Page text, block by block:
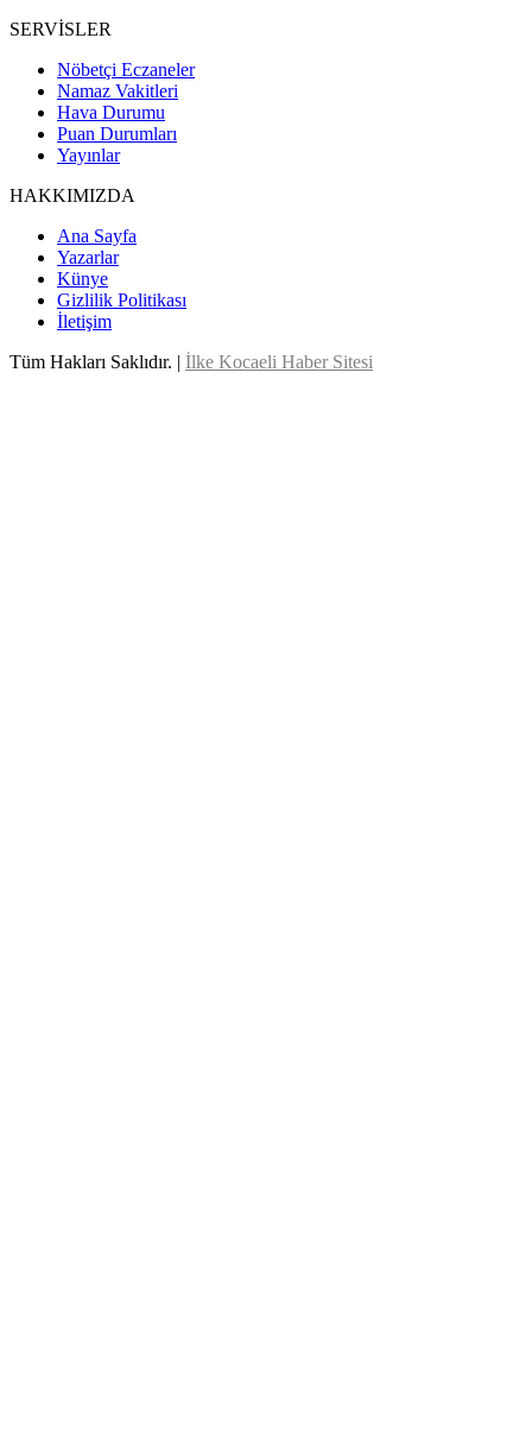
SERVİSLER
Nöbetçi Eczaneler
Namaz Vakitleri
Hava Durumu
Puan Durumları
Yayınlar
HAKKIMIZDA
Ana Sayfa
Yazarlar
Künye
Gizlilik Politikası
İletişim
Tüm Hakları Saklıdır. | İlke Kocaeli Haber Sitesi